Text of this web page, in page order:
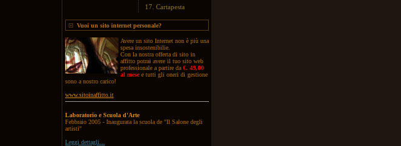
17. Cartapesta
Vuoi un sito internet personale?
Avere un sito Internet non è più una
spesa insostenibilie.
Con la nostra offerta di sito in
affitto potrai avere il tuo sito web
professionale a partire da €. 49,00
al mesee tutti gli oneri di gestione
sono a nostro carico!
www.sitoinaffitto.it
Laboratorio e Scuola d'Arte
Febbraio 2005 - Inaugurata la scuola de "Il Salone degli
artisti"
Leggi dettagli...